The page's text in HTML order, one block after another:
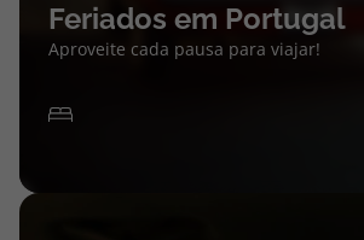
Feriados em Portugal
Aproveite cada pausa para viajar!